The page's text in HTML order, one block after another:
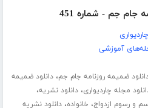
جام جم - شماره 451
آموزشی
ضمیمه روزنامه جام جم،دانلود ضمیمه
مجله چاردیواری،دانلود نشریه،
و رسوم ازدواج، خانواده،دانلود نشریه